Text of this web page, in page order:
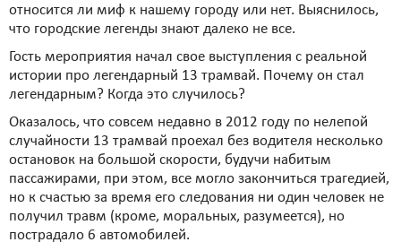
относится ли миф к нашему городу или нет. Выяснилось,
что городские легенды знают далеко не все.
Гость мероприятия начал свое выступления с реальной
истории про легендарный 13 трамвай. Почему он стал
легендарным? Когда это случилось?
Оказалось, что совсем недавно в 2012 году по нелепой
случайности 13 трамвай проехал без водителя несколько
остановок на большой скорости, будучи набитым
пассажирами, при этом, все могло закончиться трагедией,
но к счастью за время его следования ни один человек не
получил травм (кроме, моральных, разумеется), но
пострадало 6 автомобилей.